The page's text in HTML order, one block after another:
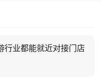
行业都能就近对接门店